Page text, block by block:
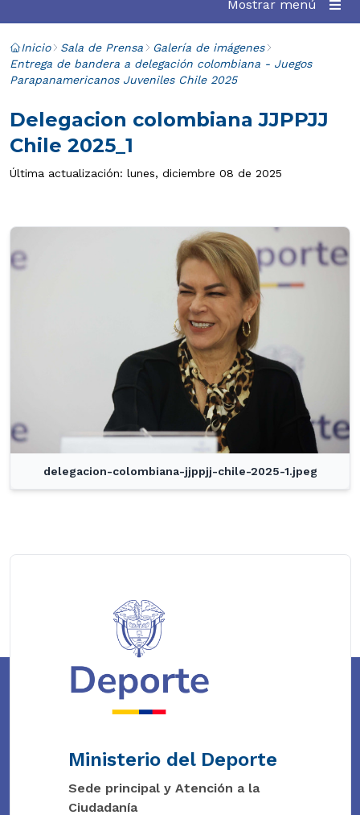
Mostrar menú
Inicio Sala de Prensa
Galería de imágenes
Entrega de bandera a delegación colombiana - Juegos
Parapanamericanos Juveniles Chile 2025
Delegacion colombiana JJPPJJ
Chile 2025_1
Última actualización: lunes, diciembre 08 de 2025
delegacion-colombiana-jjppjj-chile-2025-1.jpeg
Ministerio del Deporte
Sede principal y Atención a la
Ciudadanía